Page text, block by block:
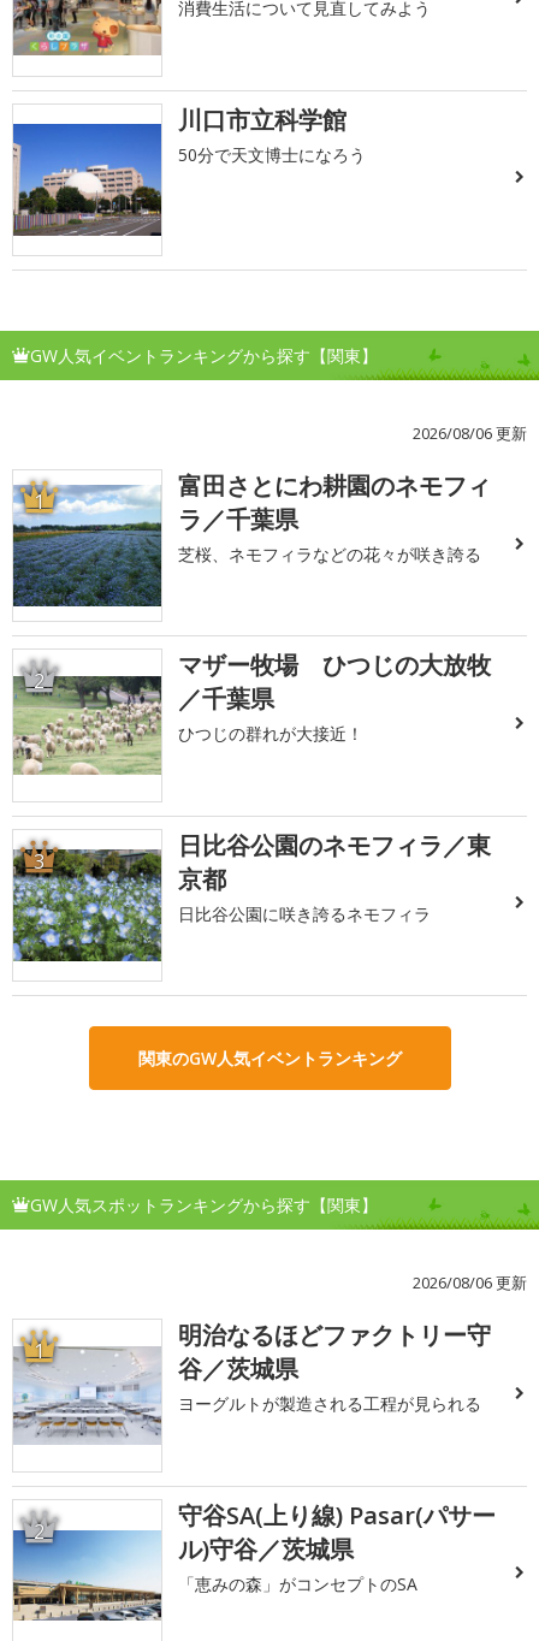
消費生活について見直してみよう
川口市立科学館
50分で天文博士になろう
GW人気イベントランキングから探す【関東】
2026/08/06 更新
1
富田さとにわ耕園のネモフィ
ラ／千葉県
芝桜、ネモフィラなどの花々が咲き誇る
2
マザー牧場 ひつじの大放牧
／千葉県
ひつじの群れが大接近！
3
日比谷公園のネモフィラ／東
京都
日比谷公園に咲き誇るネモフィラ
関東のGW人気イベントランキング
GW人気スポットランキングから探す【関東】
2026/08/06 更新
1
明治なるほどファクトリー守
谷／茨城県
ヨーグルトが製造される工程が見られる
2
守谷SA(上り線) Pasar(パサー
ル)守谷／茨城県
「恵みの森」がコンセプトのSA